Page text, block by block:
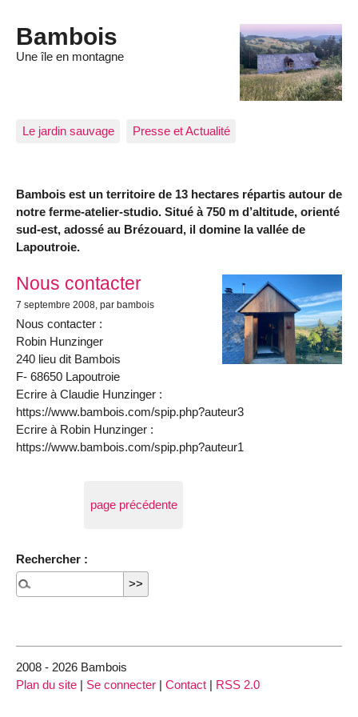
Bambois
Une île en montagne
Le jardin sauvage Presse et Actualité
Bambois est un territoire de 13 hectares répartis autour de
notre ferme-atelier-studio. Situé à 750 m d’altitude, orienté
sud-est, adossé au Brézouard, il domine la vallée de
Lapoutroie.
Articles les plus récents
Nous contacter
7 septembre 2008, par bambois
Nous contacter :
Robin Hunzinger
240 lieu dit Bambois
F- 68650 Lapoutroie
Ecrire à Claudie Hunzinger :
https://www.bambois.com/spip.php?auteur3
Ecrire à Robin Hunzinger :
https://www.bambois.com/spip.php?auteur1
page précédente
Rechercher :
2008 - 2026 Bambois
Plan du site | Se connecter | Contact | RSS 2.0